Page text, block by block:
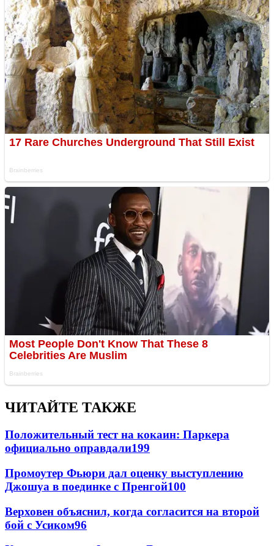
ЧИТАЙТЕ ТАКЖЕ
Положительный тест на кокаин: Паркера
официально оправдали199
Промоутер Фьюри дал оценку выступлению
Джошуа в поединке с Пренгой100
Верховен объяснил, когда согласится на второй
бой с Усиком96